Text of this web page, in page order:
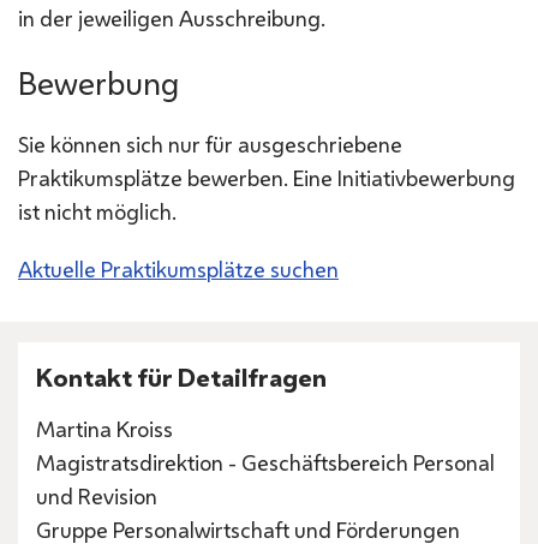
in der jeweiligen Ausschreibung.
Bewerbung
Sie können sich nur für ausgeschriebene
Praktikumsplätze bewerben. Eine Initiativbewerbung
ist nicht möglich.
Aktuelle Praktikumsplätze suchen
Kontakt für Detailfragen
Martina Kroiss
Magistratsdirektion - Geschäftsbereich Personal
und Revision
Gruppe Personalwirtschaft und Förderungen